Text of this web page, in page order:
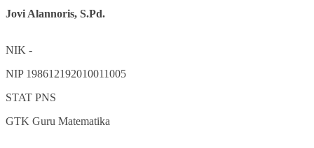
Jovi Alannoris, S.Pd.
NIK -
NIP 198612192010011005
STAT PNS
GTK Guru Matematika